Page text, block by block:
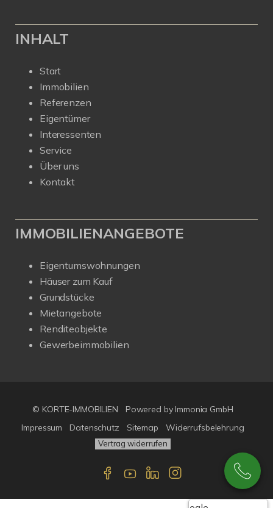
INHALT
Start
Immobilien
Referenzen
Eigentümer
Interessenten
Service
Über uns
Kontakt
IMMOBILIENANGEBOTE
Eigentumswohnungen
Häuser zum Kauf
Grundstücke
Mietangebote
Renditeobjekte
Gewerbeimmobilien
© KORTE-IMMOBILIEN
Powered by Immonia GmbH
Impressum
Datenschutz Sitemap Widerrufsbelehrung
Vertrag widerrufen